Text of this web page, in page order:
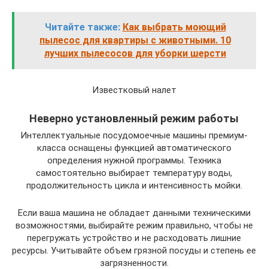
Читайте также: Как выбрать моющий
пылесос для квартиры с животными. 10
лучших пылесосов для уборки шерсти
Известковый налет
Неверно установленный режим работы
Интеллектуальные посудомоечные машины премиум-
класса оснащены функцией автоматического
определения нужной программы. Техника
самостоятельно выбирает температуру воды,
продолжительность цикла и интенсивность мойки.
Если ваша машина не обладает данными техническими
возможностями, выбирайте режим правильно, чтобы не
перегружать устройство и не расходовать лишние
ресурсы. Учитывайте объем грязной посуды и степень ее
загрязненности.